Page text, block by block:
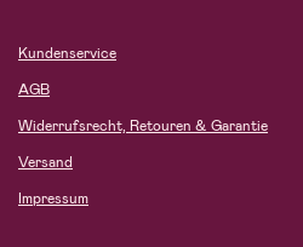
Kundenservice
AGB
Widerrufsrecht, Retouren & Garantie
Versand
Impressum